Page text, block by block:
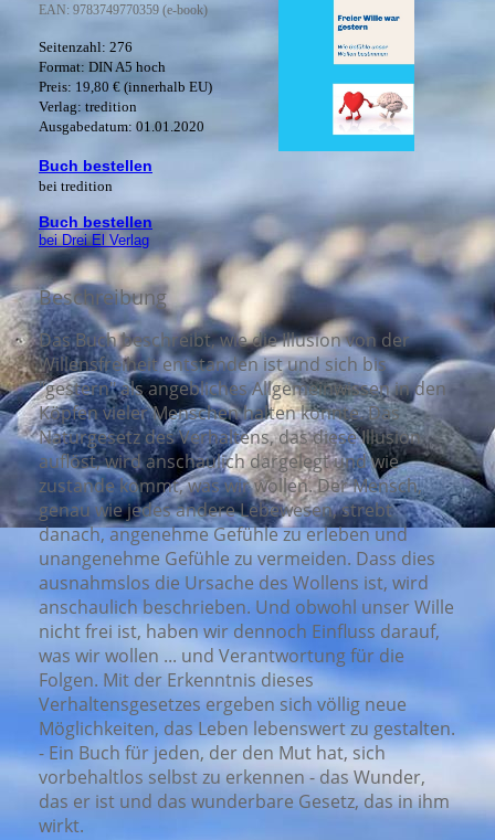
EAN: 9783749770359 (e-book)
Seitenzahl: 276
Format: DIN A5 hoch
Preis: 19,80 € (innerhalb EU)
Verlag: tredition
Ausgabedatum: 01.01.2020
Buch bestellen
bei tredition
Buch bestellen
bei Drei El Verlag
Beschreibung
Das Buch beschreibt, wie die Illusion von der
Willensfreiheit entstanden ist und sich bis
"gestern" als angebliches Allgemeinwissen in den
Köpfen vieler Menschen halten konnte. Das
Naturgesetz des Verhaltens, das diese Illusion
auflöst, wird anschaulich dargelegt und wie
zustande kommt, was wir wollen. Der Mensch,
genau wie jedes andere Lebewesen, strebt
danach, angenehme Gefühle zu erleben und
unangenehme Gefühle zu vermeiden. Dass dies
ausnahmslos die Ursache des Wollens ist, wird
anschaulich beschrieben. Und obwohl unser Wille
nicht frei ist, haben wir dennoch Einfluss darauf,
was wir wollen ... und Verantwortung für die
Folgen. Mit der Erkenntnis dieses
Verhaltensgesetzes ergeben sich völlig neue
Möglichkeiten, das Leben lebenswert zu gestalten.
- Ein Buch für jeden, der den Mut hat, sich
vorbehaltlos selbst zu erkennen - das Wunder,
das er ist und das wunderbare Gesetz, das in ihm
wirkt.